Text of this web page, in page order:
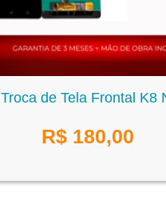
Troca de Tela Frontal K8
R$ 180,00